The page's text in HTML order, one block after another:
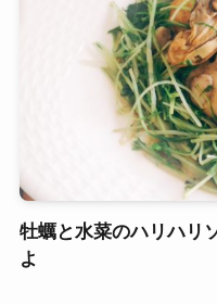
牡蠣と水菜のハリハリ
よ